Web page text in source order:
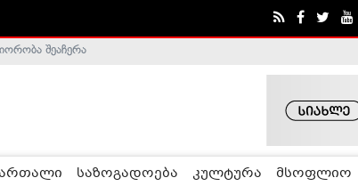
- ჰელსინკის კომისია
საზოგადოება კულტურა მსოფლიო